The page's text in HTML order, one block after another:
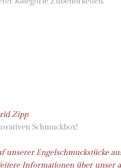
Zipp
Schmuckbox!
Engelschmuckstücke
Informationen über unser